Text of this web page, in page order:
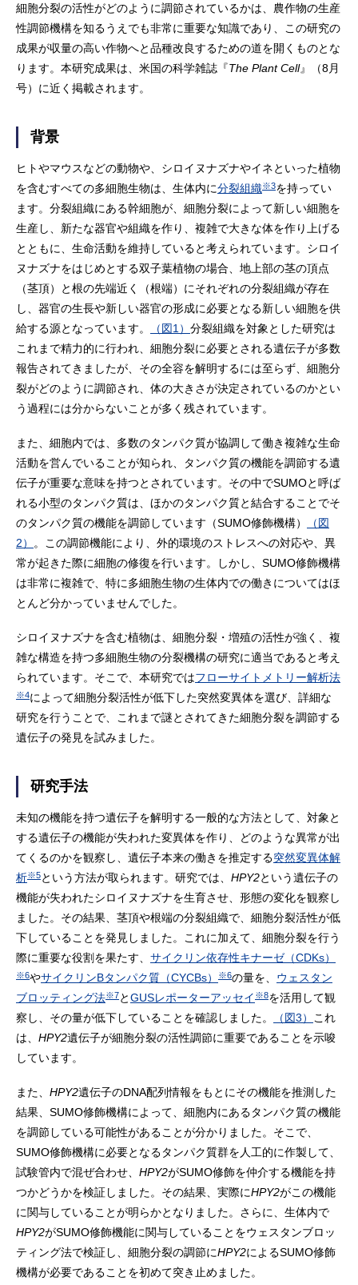
細胞分裂の活性がどのように調節されているかは、農作物の生産
性調節機構を知るうえでも非常に重要な知識であり、この研究の
成果が収量の高い作物へと品種改良するための道を開くものとな
ります。本研究成果は、米国の科学雑誌『The Plant Cell』（8月
号）に近く掲載されます。
背景
ヒトやマウスなどの動物や、シロイヌナズナやイネといった植物
を含むすべての多細胞生物は、生体内に分裂組織※3を持ってい
ます。分裂組織にある幹細胞が、細胞分裂によって新しい細胞を
生産し、新たな器官や組織を作り、複雑で大きな体を作り上げる
とともに、生命活動を維持していると考えられています。シロイ
ヌナズナをはじめとする双子葉植物の場合、地上部の茎の頂点
（茎頂）と根の先端近く（根端）にそれぞれの分裂組織が存在
し、器官の生長や新しい器官の形成に必要となる新しい細胞を供
給する源となっています。
（図1） 分裂組織を対象とした研究は
これまで精力的に行われ、細胞分裂に必要とされる遺伝子が多数
報告されてきましたが、その全容を解明するには至らず、細胞分
裂がどのように調節され、体の大きさが決定されているのかとい
う過程には分からないことが多く残されています。
また、細胞内では、多数のタンパク質が協調して働き複雑な生命
活動を営んでいることが知られ、タンパク質の機能を調節する遺
伝子が重要な意味を持つとされています。その中でSUMOと呼ば
れる小型のタンパク質は、ほかのタンパク質と結合することでそ
のタンパク質の機能を調節しています（SUMO修飾機構）
（図
2）
。この調節機能により、外的環境のストレスへの対応や、異
常が起きた際に細胞の修復を行います。しかし、SUMO修飾機構
は非常に複雑で、特に多細胞生物の生体内での働きについてはほ
とんど分かっていませんでした。
シロイヌナズナを含む植物は、細胞分裂・増殖の活性が強く、複
雑な構造を持つ多細胞生物の分裂機構の研究に適当であると考え
られています。そこで、本研究ではフローサイトメトリー解析法
※4によって細胞分裂活性が低下した突然変異体を選び、詳細な
研究を行うことで、これまで謎とされてきた細胞分裂を調節する
遺伝子の発見を試みました。
研究手法
未知の機能を持つ遺伝子を解明する一般的な方法として、対象と
する遺伝子の機能が失われた変異体を作り、どのような異常が出
てくるのかを観察し、遺伝子本来の働きを推定する突然変異体解
析※5という方法が取られます。研究では、 HPY2という遺伝子の
機能が失われたシロイヌナズナを生育させ、形態の変化を観察し
ました。その結果、茎頂や根端の分裂組織で、細胞分裂活性が低
下していることを発見しました。これに加えて、細胞分裂を行う
際に重要な役割を果たす、 サイクリン依存性キナーゼ（CDKs）
※6やサイクリンBタンパク質（CYCBs） ※6の量を、 ウェスタン
ブロッティング法※7とGUSレポーターアッセイ ※8を活用して観
察し、その量が低下していることを確認しました。
（図3）
これ
は、 HPY2遺伝子が細胞分裂の活性調節に重要であることを示唆
しています。
また、 HPY2遺伝子のDNA配列情報をもとにその機能を推測した
結果、SUMO修飾機構によって、細胞内にあるタンパク質の機能
を調節している可能性があることが分かりました。そこで、
SUMO修飾機構に必要となるタンパク質群を人工的に作製して、
試験管内で混ぜ合わせ、 HPY2がSUMO修飾を仲介する機能を持
つかどうかを検証しました。その結果、実際にHPY2がこの機能
に関与していることが明らかとなりました。さらに、生体内で
HPY2がSUMO修飾機能に関与していることをウェスタンブロッ
ティング法で検証し、細胞分裂の調節にHPY2によるSUMO修飾
機構が必要であることを初めて突き止めました。